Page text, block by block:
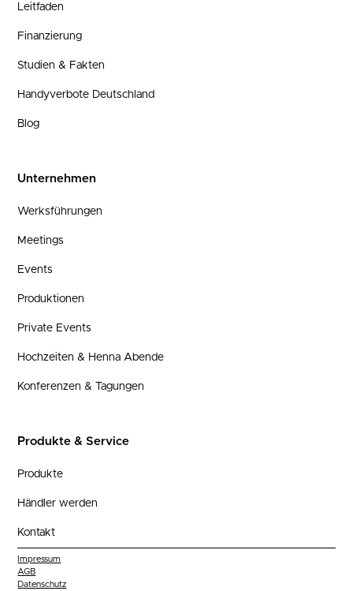
Leitfaden
Finanzierung
Studien & Fakten
Handyverbote Deutschland
Blog
Unternehmen
Werksführungen
Meetings
Events
Produktionen
Private Events
Hochzeiten & Henna Abende
Konferenzen & Tagungen
Produkte & Service
Produkte
Händler werden
Kontakt
Impressum
AGB
Datenschutz